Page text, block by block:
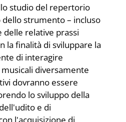
studio del repertorio
strumento – incluso
delle relative prassi
la finalità di sviluppare la
di interagire
diversamente
dovranno essere
lo sviluppo della
e di
l'acquisizione di